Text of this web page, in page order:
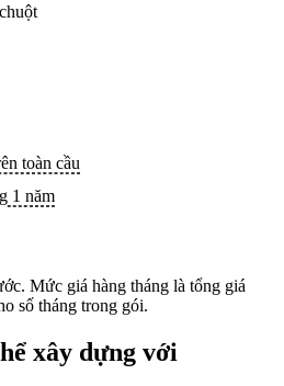
toàn cầu
1 năm
Mức giá hàng tháng là tổng giá
số tháng trong gói.
xây dựng với